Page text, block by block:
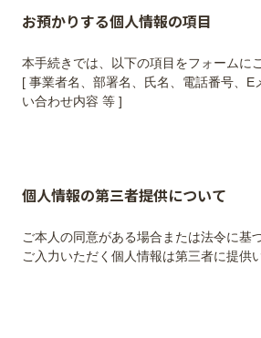
お預かりする個人情報の項目
本手続きでは、以下の項目をフォームに
[ 事業者名、部署名、氏名、電話番号、E
個人情報の第三者提供について
ご本⼈の同意がある場合または法令に基